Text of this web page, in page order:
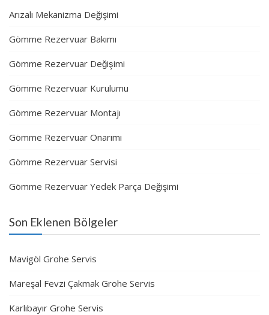
Arızalı Mekanizma Değişimi
Gömme Rezervuar Bakımı
Gömme Rezervuar Değişimi
Gömme Rezervuar Kurulumu
Gömme Rezervuar Montajı
Gömme Rezervuar Onarımı
Gömme Rezervuar Servisi
Gömme Rezervuar Yedek Parça Değişimi
Son Eklenen Bölgeler
Mavigöl Grohe Servis
Mareşal Fevzi Çakmak Grohe Servis
Karlıbayır Grohe Servis